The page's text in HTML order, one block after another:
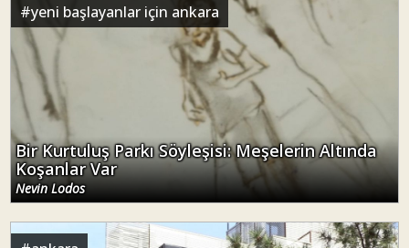
#yeni başlayanlar için ankara
Bir Kurtuluş Parkı Söyleşisi: Meşelerin Altında
Koşanlar Var
Nevin Lodos